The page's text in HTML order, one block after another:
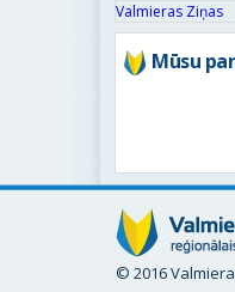
Valmieras Ziņas
Mūsu
© 2016